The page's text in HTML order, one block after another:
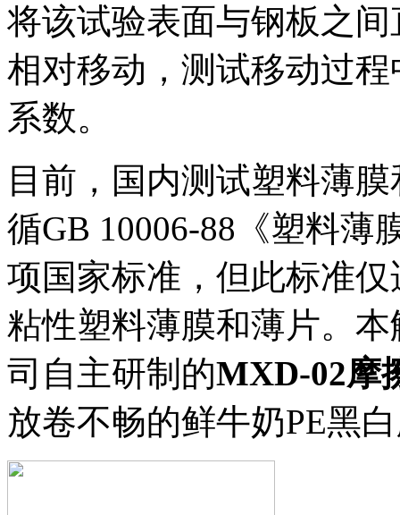
将该试验表面与钢板之
相对移动，测试移动过
系数。
目前，国内测试塑料薄
循GB 10006-88《塑料薄
项国家标准，但此标准
粘性塑料薄膜和薄片。
司自主研制的MXD-02摩
放卷不畅的鲜牛奶PE黑